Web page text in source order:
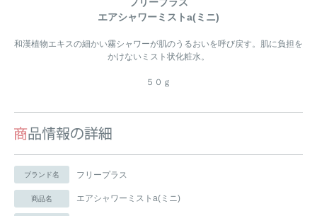
フリープラス
エアシャワーミストa(ミニ)
和漢植物エキスの細かい霧シャワーが肌のうるおいを呼び戻す。肌に負担を
かけないミスト状化粧水。
５０ｇ
ブランド名 フリープラス
商品名 エアシャワーミストa(ミニ)